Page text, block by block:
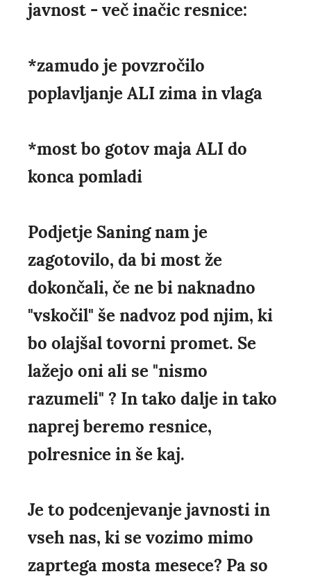
javnost - več inačic resnice:
*zamudo je povzročilo
poplavljanje ALI zima in vlaga
*most bo gotov maja ALI do
konca pomladi
Podjetje Saning nam je
zagotovilo, da bi most že
dokončali, če ne bi naknadno
"vskočil" še nadvoz pod njim, ki
bo olajšal tovorni promet. Se
lažejo oni ali se "nismo
razumeli" ? In tako dalje in tako
naprej beremo resnice,
polresnice in še kaj.
Je to podcenjevanje javnosti in
vseh nas, ki se vozimo mimo
zaprtega mosta mesece? Pa so